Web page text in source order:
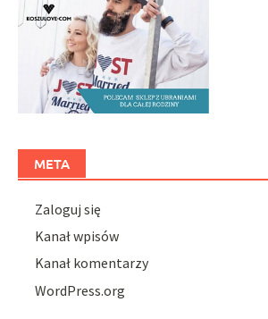
META
Zaloguj się
Kanał wpisów
Kanał komentarzy
WordPress.org